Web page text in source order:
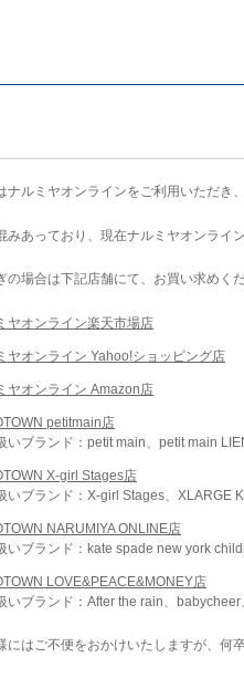
ナルミヤオンラインをご利用いただき
みあっており、現在ナルミヤオンライ
の場合は下記店舗にて、お買い求めくだ
ヤオンライン楽天市場店
ヤオンライン Yahoo!ショッピング店
ヤオンライン Amazon店
petitmain店
いブランド：petit main、petit main
X-girl Stages店
いブランド：X-girl Stages、XLARGE
NARUMIYA ONLINE店
いブランド：kate spade new york
LOVE&PEACE&MONEY店
いブランド：After the rain、
にはご不便をおかけいたしますが、何